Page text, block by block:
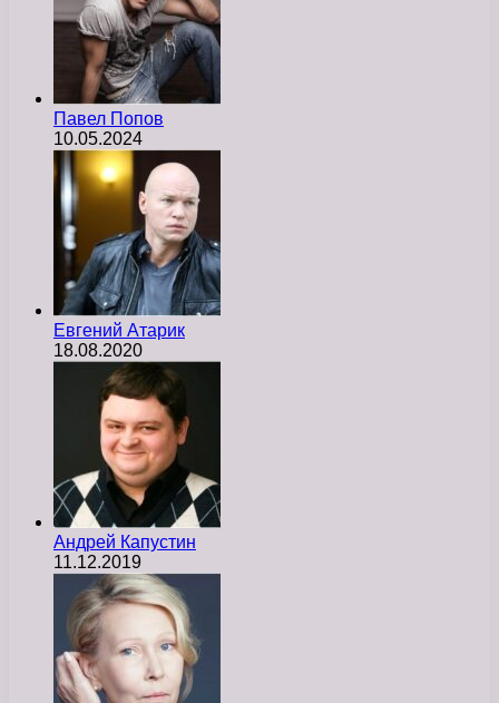
Павел Попов
10.05.2024
Евгений Атарик
18.08.2020
Андрей Капустин
11.12.2019